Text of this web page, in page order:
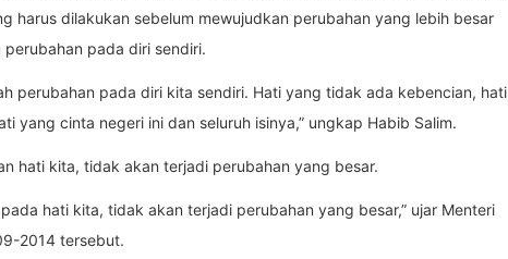
harus dilakukan sebelum mewujudkan perubahan yang lebih besar
pada diri sendiri.
perubahan pada diri kita sendiri. Hati yang tidak ada kebencian, hati
yang cinta negeri ini dan seluruh isinya,” ungkap Habib Salim.
hati kita, tidak akan terjadi perubahan yang besar.
hati kita, tidak akan terjadi perubahan yang besar,” ujar Menteri
2014 tersebut.